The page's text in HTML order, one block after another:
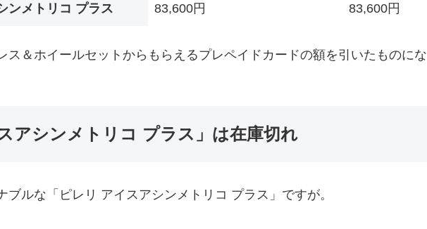
ンメトリコ プラス 83,600円 83,600円
ス＆ホイールセットからもらえるプレペイドカードの額を引いたものにな
アシンメトリコ プラス」は在庫切れ
ブルな「ピレリ アイスアシンメトリコ プラス」ですが。